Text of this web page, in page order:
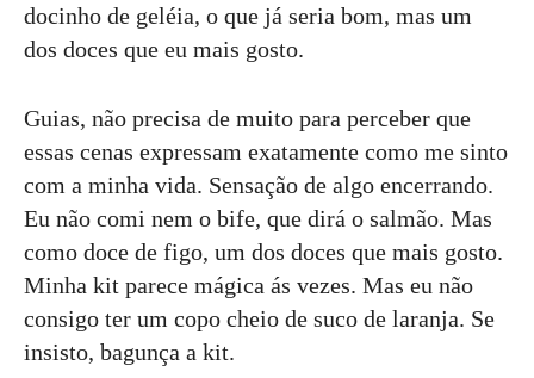
docinho de geléia, o que já seria bom, mas um
dos doces que eu mais gosto.
Guias, não precisa de muito para perceber que
essas cenas expressam exatamente como me sinto
com a minha vida. Sensação de algo encerrando.
Eu não comi nem o bife, que dirá o salmão. Mas
como doce de figo, um dos doces que mais gosto.
Minha kit parece mágica ás vezes. Mas eu não
consigo ter um copo cheio de suco de laranja. Se
insisto, bagunça a kit.